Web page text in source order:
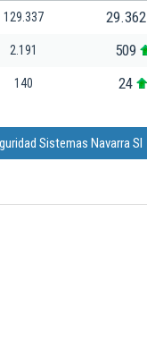
129.337 29.362
2.191 509
140 24
Sistemas Navarra Sl